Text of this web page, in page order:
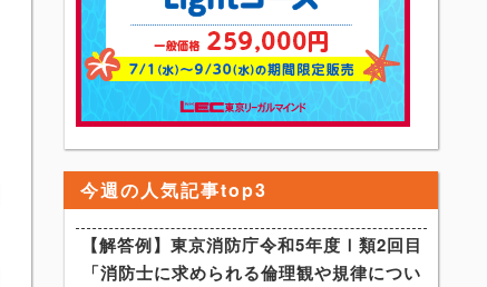
今週の人気記事top3
【解答例】東京消防庁令和5年度Ⅰ類2回目
「消防士に求められる倫理観や規律につい